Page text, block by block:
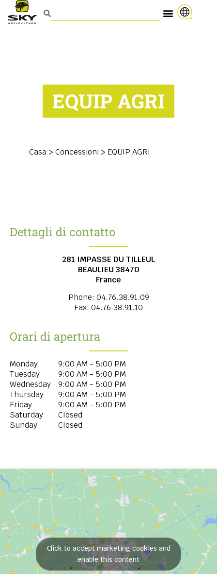
EQUIP AGRI
Casa > Concessioni > EQUIP AGRI
Dettagli di contatto
281 IMPASSE DU TILLEUL
BEAULIEU 38470
France
Phone: 04.76.38.91.09
Fax: 04.76.38.91.10
Orari di apertura
Monday
9:00 AM - 5:00 PM
Tuesday
9:00 AM - 5:00 PM
Wednesday
9:00 AM - 5:00 PM
Thursday
9:00 AM - 5:00 PM
Friday
9:00 AM - 5:00 PM
Saturday
Closed
Sunday
Closed
Click to accept marketing cookies and
enable this content